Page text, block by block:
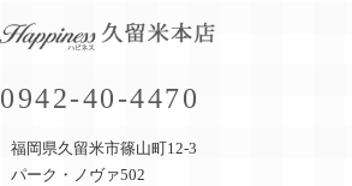
0942-40-4470
福岡県久留米市篠山町12-3
パーク・ノヴァ502